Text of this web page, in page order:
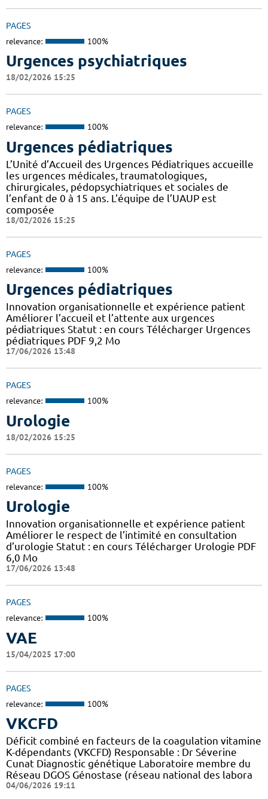
PAGES
relevance: 100%
Urgences psychiatriques
18/02/2026 15:25
PAGES
relevance: 100%
Urgences pédiatriques
L’Unité d’Accueil des Urgences Pédiatriques accueille
les urgences médicales, traumatologiques,
chirurgicales, pédopsychiatriques et sociales de
l’enfant de 0 à 15 ans. L’équipe de l’UAUP est
composée
18/02/2026 15:25
PAGES
relevance: 100%
Urgences pédiatriques
Innovation organisationnelle et expérience patient
Améliorer l’accueil et l’attente aux urgences
pédiatriques Statut : en cours Télécharger Urgences
pédiatriques PDF 9,2 Mo
17/06/2026 13:48
PAGES
relevance: 100%
Urologie
18/02/2026 15:25
PAGES
relevance: 100%
Urologie
Innovation organisationnelle et expérience patient
Améliorer le respect de l’intimité en consultation
d’urologie Statut : en cours Télécharger Urologie PDF
6,0 Mo
17/06/2026 13:48
PAGES
relevance: 100%
VAE
15/04/2025 17:00
PAGES
relevance: 100%
VKCFD
Déficit combiné en facteurs de la coagulation vitamine
K-dépendants (VKCFD) Responsable : Dr Séverine
Cunat Diagnostic génétique Laboratoire membre du
Réseau DGOS Génostase (réseau national des labora
04/06/2026 19:11